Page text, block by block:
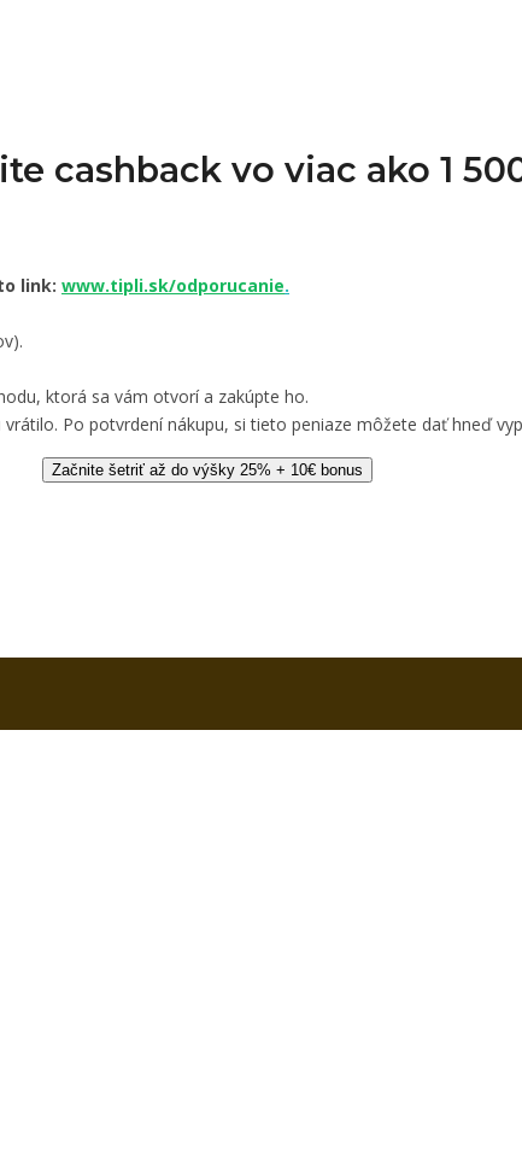
cashback vo viac ako 1
link: www.tipli.sk/odporucanie.
ktorá sa vám otvorí a zakúpte ho.
Po potvrdení nákupu, si tieto peniaze môžete dať hneď
Začnite šetriť až do výšky 25% + 10€ bonus